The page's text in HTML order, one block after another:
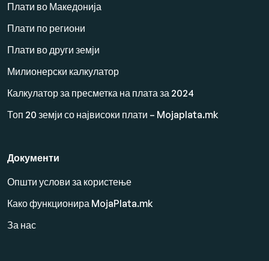
Плати во Македонија
Плати по региони
Плати во други земји
Милионерски калкулатор
Калкулатор за пресметка на плата за 2024
Топ 20 земји со највисоки плати – Mojaplata.mk
Документи
Општи услови за користење
Како функционира MojaPlata.mk
За нас